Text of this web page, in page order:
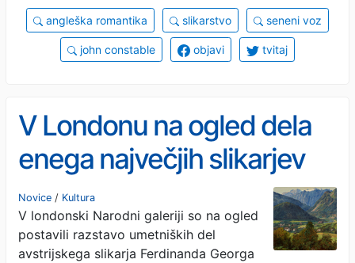
angleška romantika slikarstvo seneni voz
john constable objavi tvitaj
V Londonu na ogled dela
enega največjih slikarjev
19. stoletja Ferdinanda
Georga Waldmüllerja
Novice / Kultura
V londonski Narodni galeriji so na ogled
postavili razstavo umetniških del
avstrijskega slikarja Ferdinanda Georga